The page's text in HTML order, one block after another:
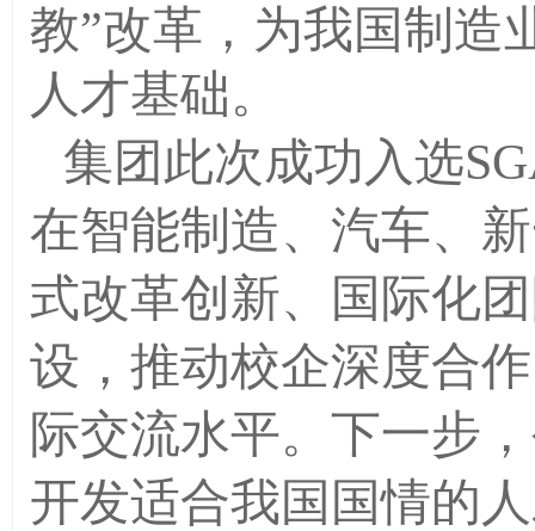
教”改革，为我国制造
人才基础。
集团此次成功入选
在智能制造、汽车、
式改革创新、国际化
设，推动校企深度合
际交流水平。下一步
开发适合我国国情的